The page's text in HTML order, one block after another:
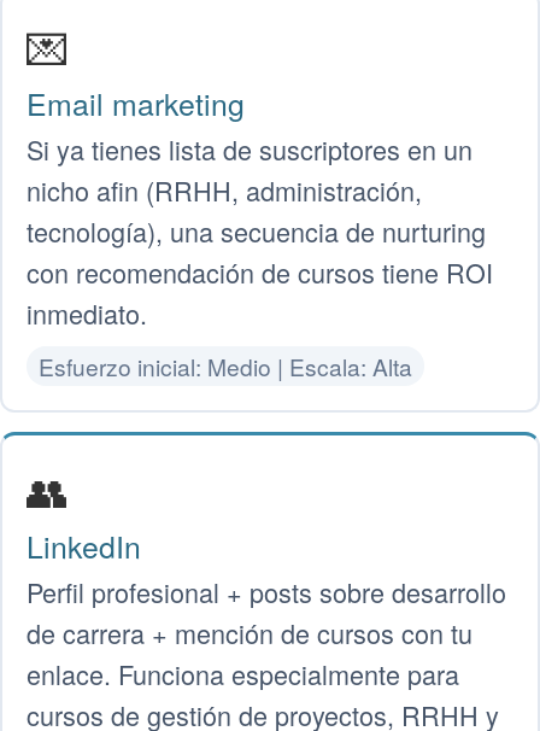
💌
Email marketing
Si ya tienes lista de suscriptores en un
nicho afin (RRHH, administración,
tecnología), una secuencia de nurturing
con recomendación de cursos tiene ROI
inmediato.
Esfuerzo inicial: Medio | Escala: Alta
👥
LinkedIn
Perfil profesional + posts sobre desarrollo
de carrera + mención de cursos con tu
enlace. Funciona especialmente para
cursos de gestión de proyectos, RRHH y